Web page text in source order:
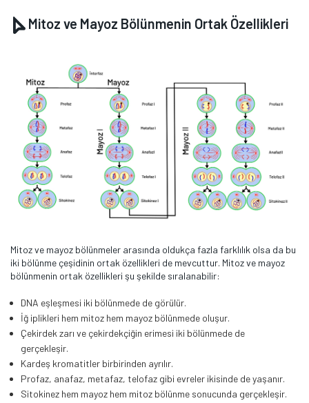
Mitoz ve Mayoz Bölünmenin Ortak Özellikleri
Mitoz ve mayoz bölünmeler arasında oldukça fazla farklılık olsa da bu
iki bölünme çeşidinin ortak özellikleri de mevcuttur. Mitoz ve mayoz
bölünmenin ortak özellikleri şu şekilde sıralanabilir:
DNA eşleşmesi iki bölünmede de görülür.
İğ iplikleri hem mitoz hem mayoz bölünmede oluşur.
Çekirdek zarı ve çekirdekçiğin erimesi iki bölünmede de
gerçekleşir.
Kardeş kromatitler birbirinden ayrılır.
Profaz, anafaz, metafaz, telofaz gibi evreler ikisinde de yaşanır.
Sitokinez hem mayoz hem mitoz bölünme sonucunda gerçekleşir.